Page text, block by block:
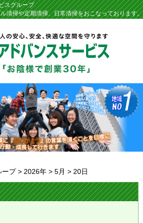
スグループ
ル清掃や定期清掃、日常清掃をおこなっております。
ープ> 2026年> 5月 > 20日